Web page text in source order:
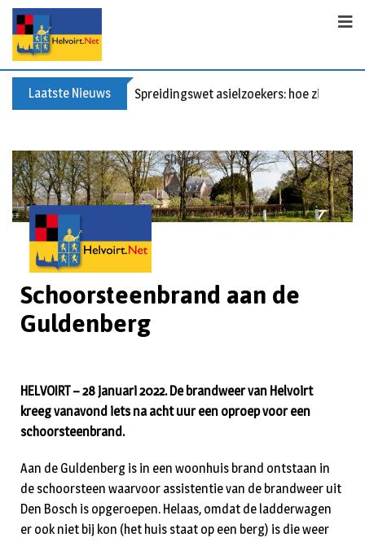
Laatste Nieuws Spreidingswet asielzoekers: hoe zit dat?
Slider1
Schoorsteenbrand aan de
Guldenberg
HELVOIRT – 28 januari 2022. De brandweer van Helvoirt
kreeg vanavond iets na acht uur een oproep voor een
schoorsteenbrand.
Aan de Guldenberg is in een woonhuis brand ontstaan in
de schoorsteen waarvoor assistentie van de brandweer uit
Den Bosch is opgeroepen. Helaas, omdat de ladderwagen
er ook niet bij kon (het huis staat op een berg) is die weer